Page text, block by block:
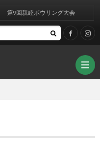
第9回親睦ボウリング大会